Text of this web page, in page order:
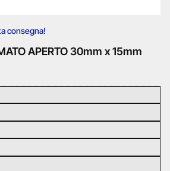
consegna!
APERTO 30mm x 15mm